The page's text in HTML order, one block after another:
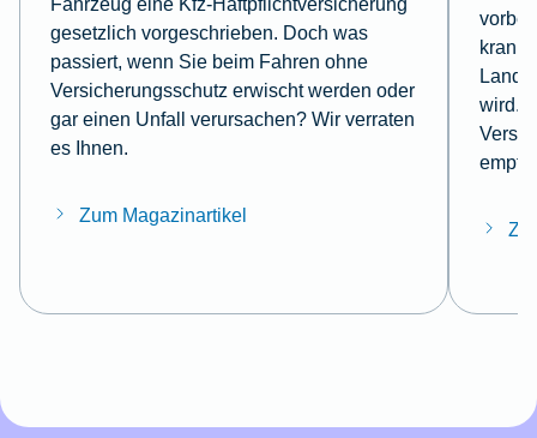
gesetzlich vorgeschrieben. Doch was
passiert, wenn Sie beim Fahren ohne
Versicherungsschutz erwischt werden oder
gar einen Unfall verursachen? Wir verraten
es Ihnen.
Zum Magazinartikel
krank
wird.